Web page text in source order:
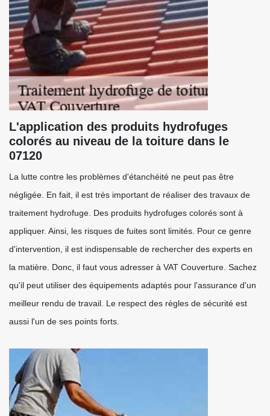
L'application des produits hydrofuges
colorés au niveau de la toiture dans le
07120
La lutte contre les problèmes d'étanchéité ne peut pas être
négligée. En fait, il est très important de réaliser des travaux de
traitement hydrofuge. Des produits hydrofuges colorés sont à
appliquer. Ainsi, les risques de fuites sont limités. Pour ce genre
d'intervention, il est indispensable de rechercher des experts en
la matière. Donc, il faut vous adresser à VAT Couverture. Sachez
qu'il peut utiliser des équipements adaptés pour l'assurance d'un
meilleur rendu de travail. Le respect des règles de sécurité est
aussi l'un de ses points forts.